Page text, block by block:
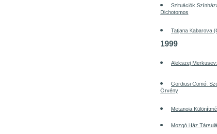
Szituációk
Dichotomos
Tatjana Kabarova
1999
Alekszej
Gordiusi Comó:
Örvény
Metanoia
Mozgó Ház